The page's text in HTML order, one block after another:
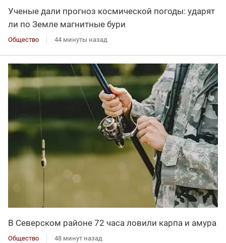
Ученые дали прогноз космической погоды: ударят
ли по Земле магнитные бури
Общество 44 минуты назад
В Северском районе 72 часа ловили карпа и амура
Общество 48 минут назад